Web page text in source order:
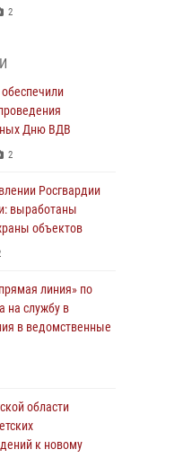
2
на
в
правопорядок на
трагедию:
жизненной
области
к новому
Дню ВДВ
2
Росгвардии
выработаны
объектов
линия» по
на службу в
в ведомственные
области
к новому